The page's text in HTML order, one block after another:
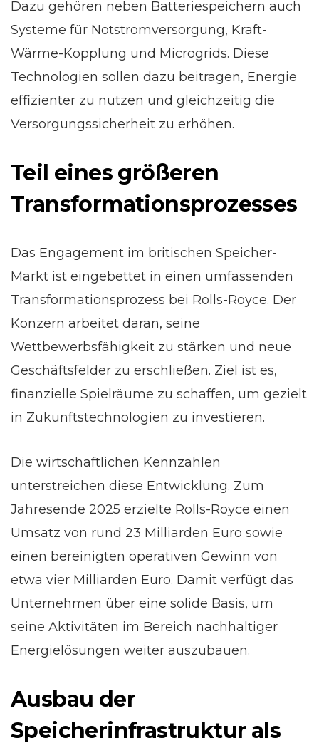
Dazu gehören neben Batteriespeichern auch
Systeme für Notstromversorgung, Kraft-
Wärme-Kopplung und Microgrids. Diese
Technologien sollen dazu beitragen, Energie
effizienter zu nutzen und gleichzeitig die
Versorgungssicherheit zu erhöhen.
Teil eines größeren
Transformationsprozesses
Das Engagement im britischen Speicher-
Markt ist eingebettet in einen umfassenden
Transformationsprozess bei Rolls-Royce. Der
Konzern arbeitet daran, seine
Wettbewerbsfähigkeit zu stärken und neue
Geschäftsfelder zu erschließen. Ziel ist es,
finanzielle Spielräume zu schaffen, um gezielt
in Zukunftstechnologien zu investieren.
Die wirtschaftlichen Kennzahlen
unterstreichen diese Entwicklung. Zum
Jahresende 2025 erzielte Rolls-Royce einen
Umsatz von rund 23 Milliarden Euro sowie
einen bereinigten operativen Gewinn von
etwa vier Milliarden Euro. Damit verfügt das
Unternehmen über eine solide Basis, um
seine Aktivitäten im Bereich nachhaltiger
Energielösungen weiter auszubauen.
Ausbau der
Speicherinfrastruktur als